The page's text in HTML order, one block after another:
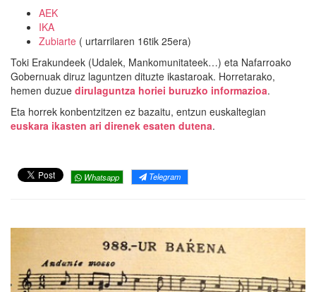
AEK
IKA
Zubiarte ( urtarrilaren 16tik 25era)
Toki Erakundeek (Udalek, Mankomunitateek…) eta Nafarroako
Gobernuak diruz laguntzen dituzte ikastaroak. Horretarako,
hemen duzue dirulaguntza horiei buruzko informazioa.
Eta horrek konbentzitzen ez bazaitu, entzun euskaltegian
euskara ikasten ari direnek esaten dutena.
Whatsapp Telegram